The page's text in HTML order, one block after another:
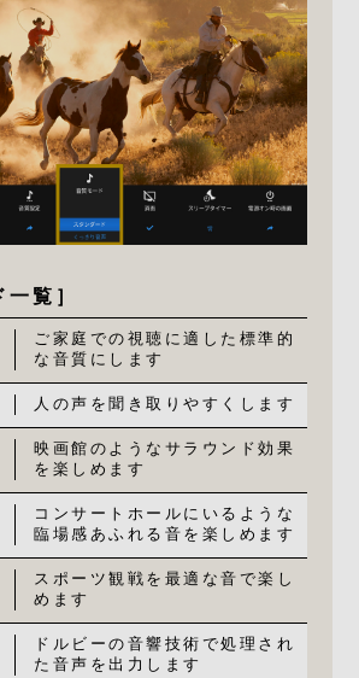
一覧］
ご家庭での視聴に適した標準的
な音質にします
人の声を聞き取りやすくします
映画館のようなサラウンド効果
を楽しめます
コンサートホールにいるような
臨場感あふれる音を楽しめます
スポーツ観戦を最適な音で楽し
めます
ドルビーの音響技術で処理され
た音声を出力します